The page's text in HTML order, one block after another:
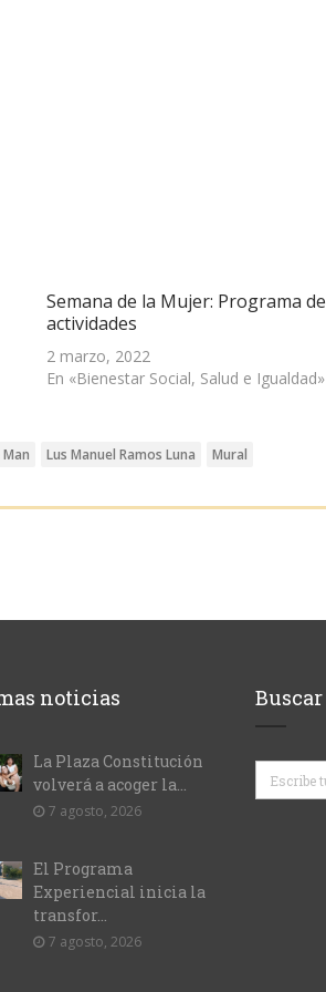
Semana de la Mujer: Programa de
actividades
2 marzo, 2022
En «Bienestar Social, Salud e Igualdad»
Man Lus Manuel Ramos Luna Mural
noticias
La Plaza Constitución
volverá a acoger la...
7 agosto, 2026
El Programa
Experiencial inicia la
transfor...
7 agosto, 2026
Buscar
Buscar